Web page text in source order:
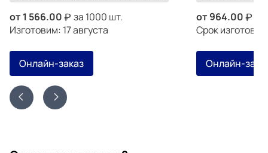
от 1 566.00
за 1000 шт.
Изготовим: 17 августа
Онлайн-заказ
от964.00
Срок
Онлайн-